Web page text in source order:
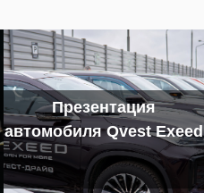
Презентация
автомобиля Qvest Exeed